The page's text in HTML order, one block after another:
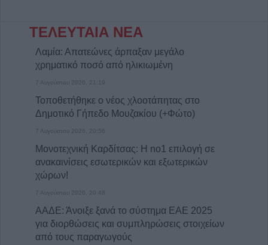
ΤΕΛΕΥΤΑΙΑ ΝΕΑ
Λαμία: Απατεώνες άρπαξαν μεγάλο
χρηματικό ποσό από ηλικιωμένη
7 Αυγούστου 2026, 21:19
Τοποθετήθηκε ο νέος χλοοτάπητας στο
Δημοτικό Γήπεδο Μουζακίου (+Φώτο)
7 Αυγούστου 2026, 20:56
Μονοτεχνική Καρδίτσας: Η no1 επιλογή σε
ανακαινίσεις εσωτερικών και εξωτερικών
χώρων!
7 Αυγούστου 2026, 20:48
ΑΑΔΕ: Άνοιξε ξανά το σύστημα ΕΑΕ 2025
για διορθώσεις και συμπληρώσεις στοιχείων
από τους παραγωγούς